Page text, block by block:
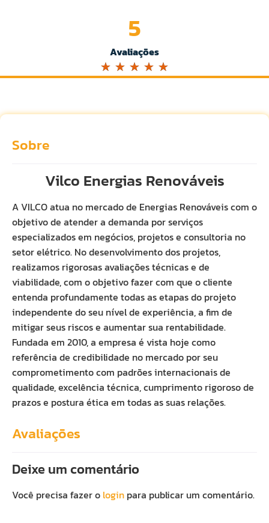
Avaliações
5
☆ ☆ ☆ ☆ ☆
Sobre
Vilco Energias Renováveis
A VILCO atua no mercado de Energias Renováveis com o
objetivo de atender a demanda por serviços
especializados em negócios, projetos e consultoria no
setor elétrico. No desenvolvimento dos projetos,
realizamos rigorosas avaliações técnicas e de
viabilidade, com o objetivo fazer com que o cliente
entenda profundamente todas as etapas do projeto
independente do seu nível de experiência, a fim de
mitigar seus riscos e aumentar sua rentabilidade.
Fundada em 2010, a empresa é vista hoje como
referência de credibilidade no mercado por seu
comprometimento com padrões internacionais de
qualidade, excelência técnica, cumprimento rigoroso de
prazos e postura ética em todas as suas relações.
Avaliações
Deixe um comentário
Você precisa fazer o login para publicar um comentário.